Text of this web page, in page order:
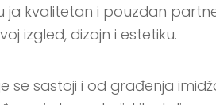
kvalitetan i pouzdan
izgled, dizajn i estetiku.
se sastoji i od građenja